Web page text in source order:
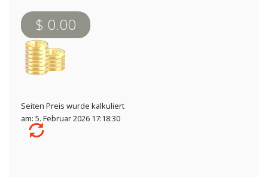
$ 0.00
Seiten Preis wurde kalkuliert
am: 5. Februar 2026 17:18:30